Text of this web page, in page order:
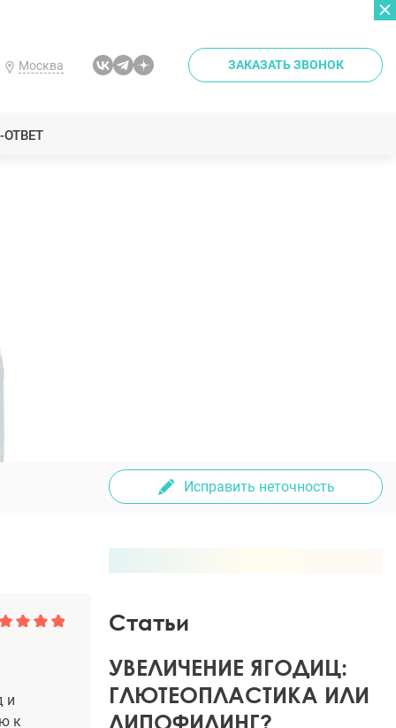
Москва ЗАКАЗАТЬ ЗВОНОК
Исправить неточность
и
к
Статьи
УВЕЛИЧЕНИЕ ЯГОДИЦ:
ГЛЮТЕОПЛАСТИКА ИЛИ
ЛИПОФИЛИНГ?